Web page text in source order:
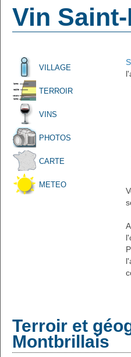
Vin
VILLAGE
TERROIR
VINS
PHOTOS
CARTE
METEO
Terroir et
Montbrillais